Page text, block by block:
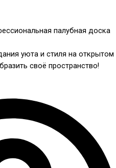
палубная доска
уюта и стиля на открытом
своё пространство!